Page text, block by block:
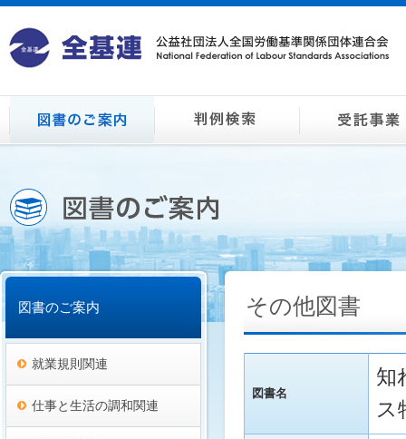
図書のご案内
就業規則関連
仕事と生活の調和関連
その他図書
図書名
知
ス